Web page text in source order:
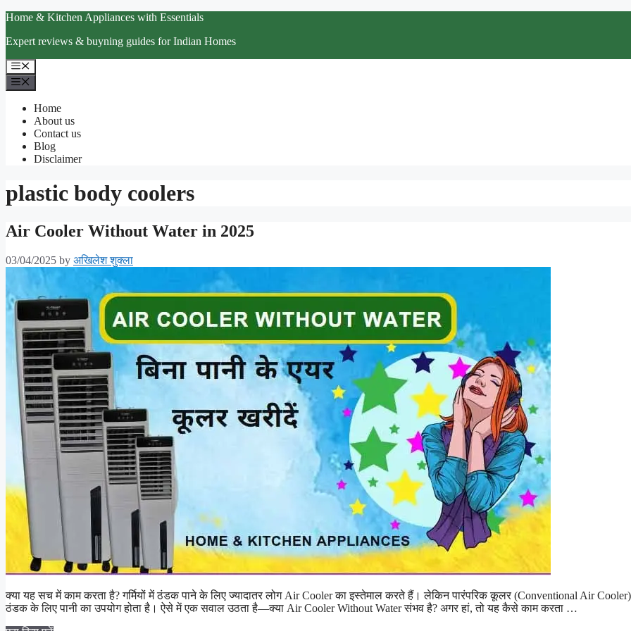
Skip
content
Home & Kitchen Appliances with Essentials
Expert reviews & buyning guides for Indian Homes
Menu
Home
About us
Contact us
Blog
Disclaimer
plastic body coolers
Air Cooler Without Water in 2025
03/04/2025 by अखिलेश शुक्ला
क्या यह सच में काम करता है? गर्मियों में ठंडक पाने के लिए ज्यादातर लोग Air Cooler का इस्तेमाल करते हैं। लेकिन पारंपरिक कूलर (Conventional Air
ठंडक के लिए पानी का उपयोग होता है। ऐसे में एक सवाल उठता है—क्या Air Cooler Without Water संभव है? अगर हां, तो यह कैसे काम करता …